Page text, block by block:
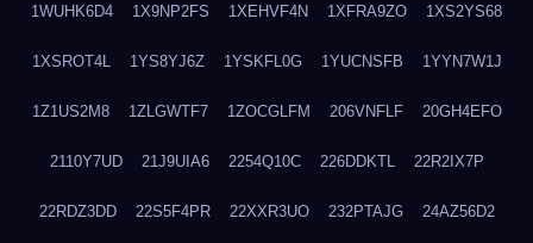
1WUHK6D4 1X9NP2FS 1XEHVF4N 1XFRA9ZO 1XS2YS68
1XSROT4L 1YS8YJ6Z 1YSKFL0G 1YUCNSFB 1YYN7W1J
1Z1US2M8 1ZLGWTF7 1ZOCGLFM 206VNFLF 20GH4EFO
2110Y7UD 21J9UIA6 2254Q10C 226DDKTL 22R2IX7P
22RDZ3DD 22S5F4PR 22XXR3UO 232PTAJG 24AZ56D2